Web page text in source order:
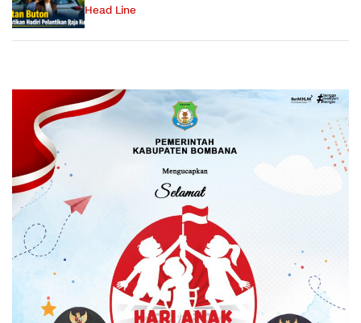
Head Line